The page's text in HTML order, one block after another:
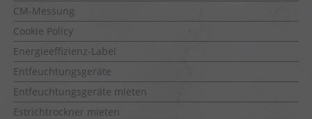
CM-Messung
Cookie Policy
Energieeffizienz-Label
Entfeuchtungsgeräte
Entfeuchtungsgeräte mieten
Estrichtrockner mieten